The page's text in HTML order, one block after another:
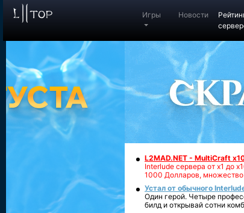
Игры Новости
L2MAD.NET - MultiCraft
Interlude сервера от х1 до
1000 Долларов,
Устал от обычного
Один герой. Четыре
билд и открывай сотни